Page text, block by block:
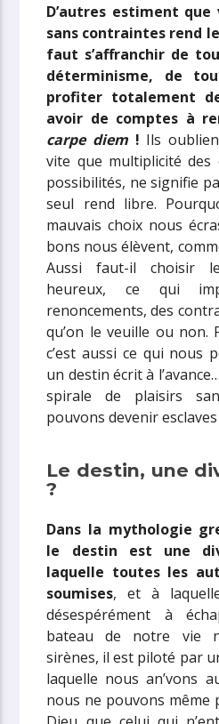
D’autres estiment
sans contraintes rend
faut s’affranchir de
déterminisme, de
profiter totalement
avoir de comptes à
carpe diem ! Ils
vite que multiplicité
possibilités, ne signifie
seul rend libre.
mauvais choix nous
bons nous élèvent,
Aussi faut-il choisir
heureux, ce qui
renoncements, des
qu’on le veuille ou non.
c’est aussi ce qui nous
un destin écrit à
spirale de plaisirs
pouvons devenir esclaves
Le destin, une
?
Dans la mythologie
le destin est une
laquelle toutes les
soumises, et à
désespérément à
bateau de notre vie
sirènes, il est piloté par
laquelle nous an’vons
nous ne pouvons même